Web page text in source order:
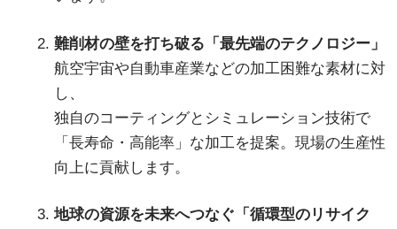
難削材の壁を打ち破る「最先端のテクノロジー」
航空宇宙や自動車産業などの加工困難な素材に対
し、
独自のコーティングとシミュレーション技術で
「長寿命・高能率」な加工を提案。現場の生産性
向上に貢献します。
地球の資源を未来へつなぐ「循環型のリサイク